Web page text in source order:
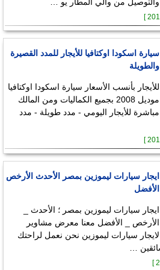
سيارة اسكودا اوكتافيا للأيجار للمدد القصيرة
والطويلة
للأيجار بأنسب الأسعار سيارة اسكودا اوكتافيا
موديل 2008 بجميع الكماليات ومن المالك
مباشرة للأيجار اليومي - مدد طويلة - مدد
ايجار سيارات ليموزين بمصر الأحدث الأرخص
الأفضل
ايجار سيارات ليموزين بمصر ؛ الأحدث _
الأرخص _ الأفضل معنا معرض مشاوير
لايجار سيارات ليموزين نحن نعمل لراحتك